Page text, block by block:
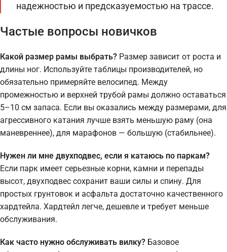
надежностью и предсказуемостью на трассе.
Частые вопросы новичков
Какой размер рамы выбрать? Размер зависит от роста и
длины ног. Используйте таблицы производителей, но
обязательно примеряйте велосипед. Между
промежностью и верхней трубой рамы должно оставаться
5–10 см запаса. Если вы оказались между размерами, для
агрессивного катания лучше взять меньшую раму (она
маневреннее), для марафонов — большую (стабильнее).
Нужен ли мне двухподвес, если я катаюсь по паркам?
Если парк имеет серьезные корни, камни и перепады
высот, двухподвес сохранит ваши силы и спину. Для
простых грунтовок и асфальта достаточно качественного
хардтейла. Хардтейл легче, дешевле и требует меньше
обслуживания.
Как часто нужно обслуживать вилку? Базовое